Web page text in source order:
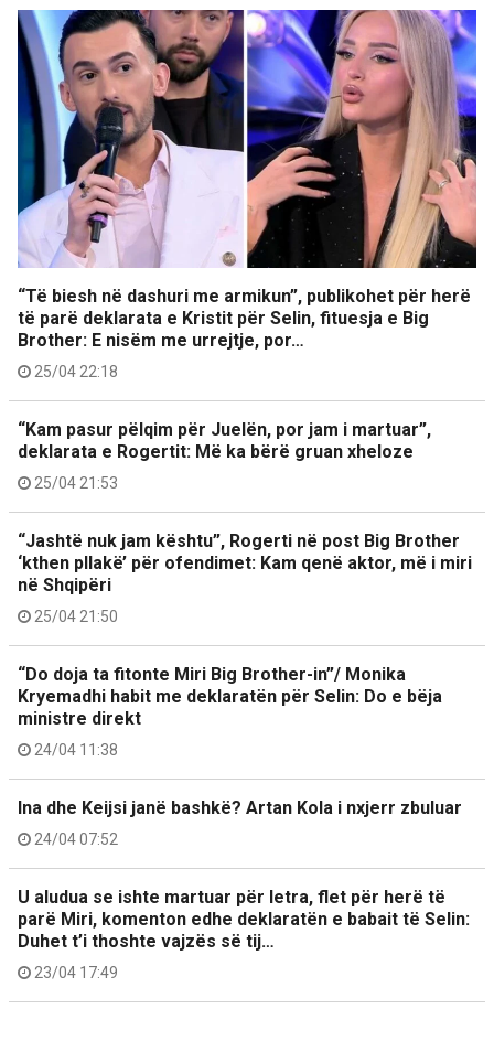
“Të biesh në dashuri me armikun”, publikohet për herë
të parë deklarata e Kristit për Selin, fituesja e Big
Brother: E nisëm me urrejtje, por…
25/04 22:18
“Kam pasur pëlqim për Juelën, por jam i martuar”,
deklarata e Rogertit: Më ka bërë gruan xheloze
25/04 21:53
“Jashtë nuk jam kështu”, Rogerti në post Big Brother
‘kthen pllakë’ për ofendimet: Kam qenë aktor, më i miri
në Shqipëri
25/04 21:50
“Do doja ta fitonte Miri Big Brother-in”/ Monika
Kryemadhi habit me deklaratën për Selin: Do e bëja
ministre direkt
24/04 11:38
Ina dhe Keijsi janë bashkë? Artan Kola i nxjerr zbuluar
24/04 07:52
U aludua se ishte martuar për letra, flet për herë të
parë Miri, komenton edhe deklaratën e babait të Selin:
Duhet t’i thoshte vajzës së tij…
23/04 17:49